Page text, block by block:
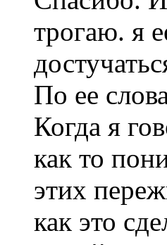
трогаю. я
По ее
Когда я
как то
этих
как это